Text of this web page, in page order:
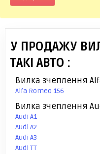
У ПРОДАЖУ
ТАКІ АВТО :
Вилка зчеплення
Alfa Romeo 156
Вилка зчеплення
Audi A1
Audi A2
Audi A3
Audi TT